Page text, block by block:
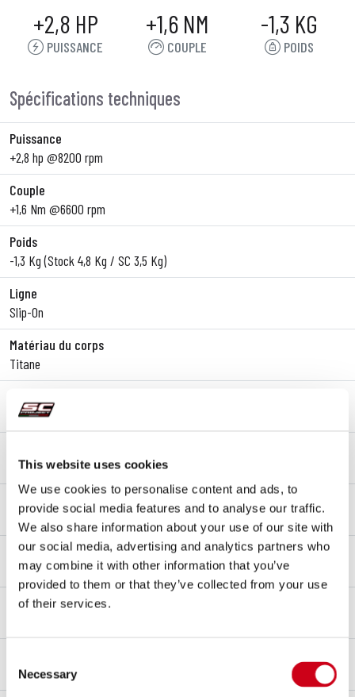
This website uses cookies
We use cookies to personalise content and ads, to
provide social media features and to analyse our traffic.
We also share information about your use of our site with
our social media, advertising and analytics partners who
may combine it with other information that you’ve
provided to them or that they’ve collected from your use
of their services.
Selection
Necessary
+2,8 HP
PUISSANCE
+1,6 NM
COUPLE
-1,3 KG
POIDS
Spécifications techniques
Puissance
+2,8 hp @8200 rpm
Couple
+1,6 Nm @6600 rpm
Poids
-1,3 Kg (Stock 4,8 Kg / SC 3,5 Kg)
Ligne
Slip-On
Matériau du corps
Titane
Noir mat
Fibre de carbone
Matériau du raccord
Acier inoxydable AISI 304
Type de Fixation
Support
dB-killer
Oui - Approuvé pour un usage routier - Euro 3